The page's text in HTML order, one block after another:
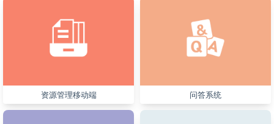
资源管理移动端 问答系统